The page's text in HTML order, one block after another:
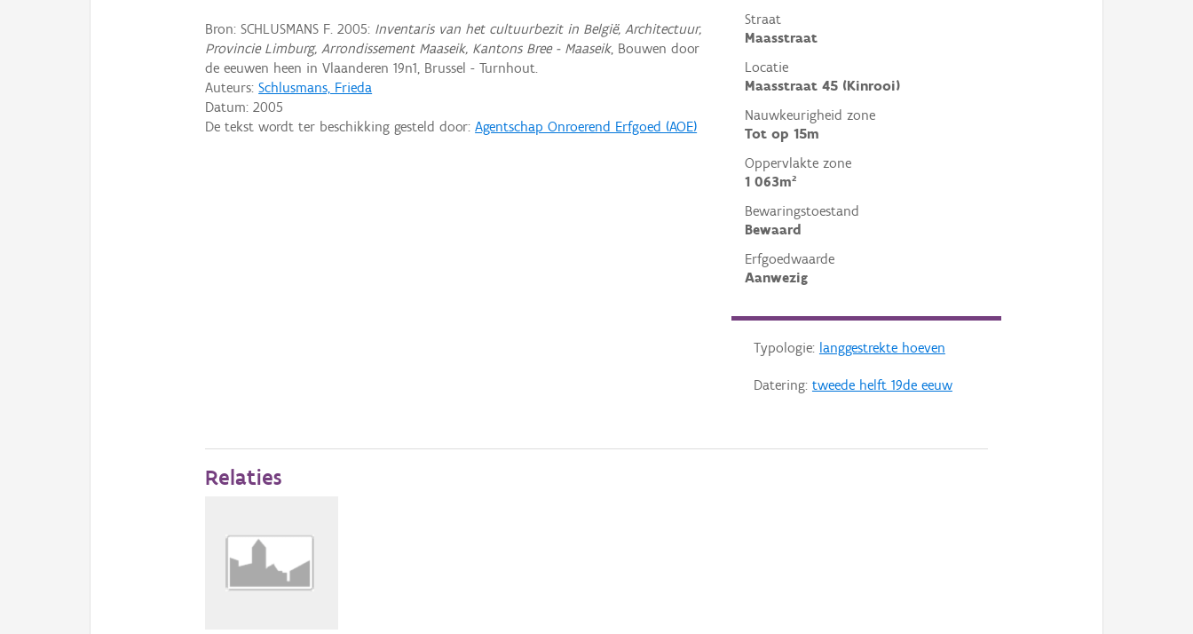
Straat
Maasstraat
Locatie
Maasstraat 45 (Kinrooi)
Nauwkeurigheid zone
Tot op 15m
Oppervlakte zone
1 063m²
Bewaringstoestand
Bewaard
Erfgoedwaarde
Aanwezig
Typologie: langgestrekte hoeven
Datering: tweede helft 19de eeuw
Bron: SCHLUSMANS F. 2005: Inventaris van het cultuurbezit in België, Architectuur,
Provincie Limburg, Arrondissement Maaseik, Kantons Bree - Maaseik, Bouwen door
de eeuwen heen in Vlaanderen 19n1, Brussel - Turnhout.
Auteurs:Schlusmans, Frieda
Datum:2005
De tekst wordt ter beschikking gesteld door:Agentschap Onroerend Erfgoed (AOE)
Relaties